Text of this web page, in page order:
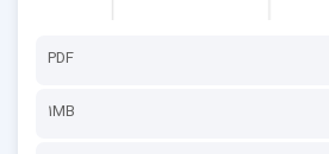
PDF
1MB